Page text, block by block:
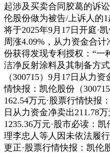
起涉及买卖合同胶葛的诉
伦股份做为被告/上诉人的
将于2025年9月17日开庭·
周涨4.09%，从力资金合计
份获得发现专利授权：“一
洁净反射涂料及其制备方
（300715）9月17日从力
情快报：凯伦股份（
162.54万元·股票行情快报
日从力资金净卖出211.78
1235.36万元·股市必读：
理李忠人等人因未依法履
更正·股票行情快报：凯伦